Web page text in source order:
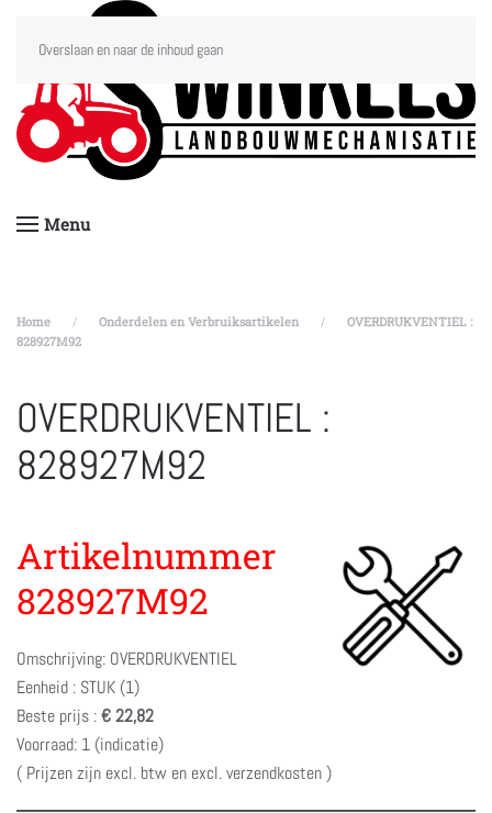
Overslaan en naar de inhoud gaan
Menu
Home Onderdelen en Verbruiksartikelen
OVERDRUKVENTIEL :
828927M92
OVERDRUKVENTIEL :
828927M92
Artikelnummer
828927M92
Omschrijving: OVERDRUKVENTIEL
Eenheid : STUK (1)
Beste prijs :€ 22,82
Voorraad: 1 (indicatie)
( Prijzen zijn excl. btw en excl. verzendkosten )